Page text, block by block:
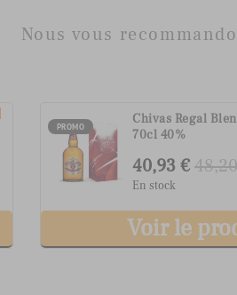
Nous vous
PROMO
Chivas Regal
70cl 40%
40,93 €
En stock
Voir le